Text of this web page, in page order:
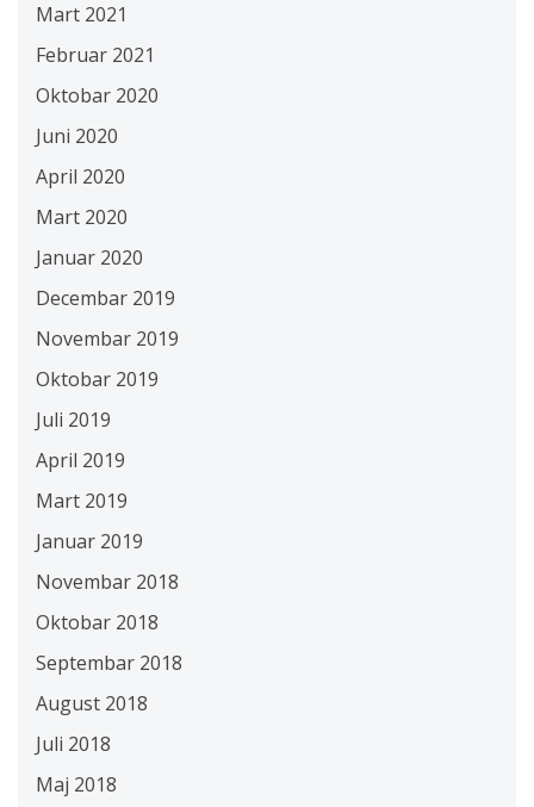
Mart 2021
Februar 2021
Oktobar 2020
Juni 2020
April 2020
Mart 2020
Januar 2020
Decembar 2019
Novembar 2019
Oktobar 2019
Juli 2019
April 2019
Mart 2019
Januar 2019
Novembar 2018
Oktobar 2018
Septembar 2018
August 2018
Juli 2018
Maj 2018